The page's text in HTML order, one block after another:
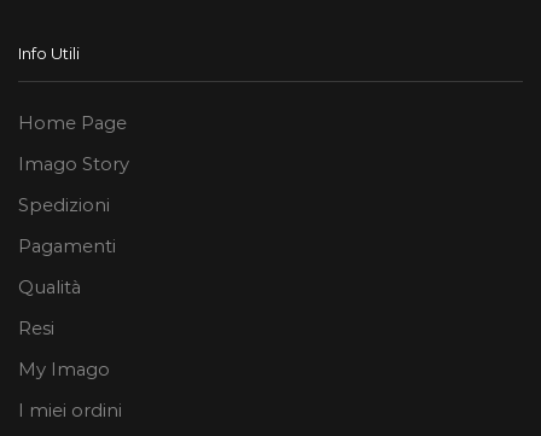
Info Utili
Home Page
Imago Story
Spedizioni
Pagamenti
Qualità
Resi
My Imago
I miei ordini